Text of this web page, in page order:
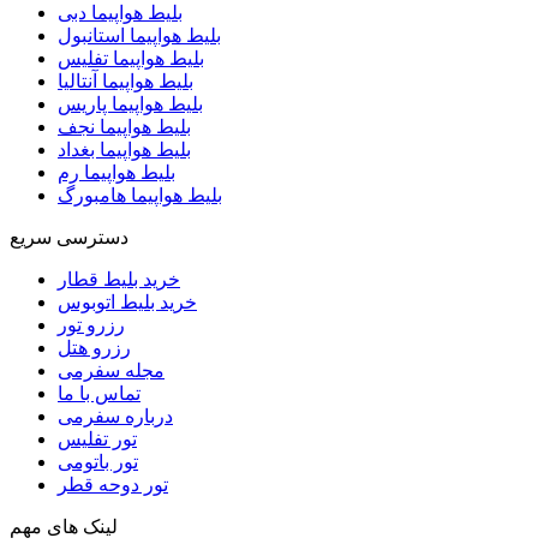
بلیط هواپیما دبی
بلیط هواپیما استانبول
بلیط هواپیما تفلیس
بلیط هواپیما آنتالیا
بلیط هواپیما پاریس
بلیط هواپیما نجف
بلیط هواپیما بغداد
بلیط هواپیما رم
بلیط هواپیما هامبورگ
دسترسی سریع
خرید بلیط قطار
خرید بلیط اتوبوس
رزرو تور
رزرو هتل
مجله سفرمی
تماس با ما
درباره سفرمی
تور تفلیس
تور باتومی
تور دوحه قطر
لینک های مهم